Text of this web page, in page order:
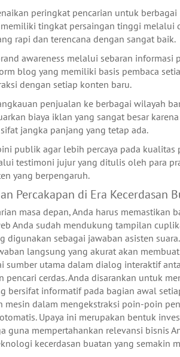
peringkat pencarian untuk berbagai
memiliki tingkat persaingan tinggi melalui
rapi dan terencana dengan sangat baik.
awareness melalui sebaran informasi
blog yang memiliki basis pembaca
dengan setiap konten baru.
penjualan ke berbagai wilayah
biaya iklan yang sangat besar
jangka panjang yang tetap ada.
publik agar lebih percaya pada kualitas
testimoni jujur yang ditulis oleh para
yang berpengaruh.
Percakapan di Era Kecerdasan
masa depan, Anda harus memastikan
Anda sudah mendukung tampilan
digunakan sebagai jawaban asisten
langsung yang akurat akan
sumber utama dalam dialog interaktif
pencari cerdas. Anda disarankan untuk
bersifat informatif pada bagian awal
mesin dalam mengekstraksi poin-poin
Upaya ini merupakan bentuk
guna mempertahankan relevansi bisnis
kecerdasan buatan yang semakin